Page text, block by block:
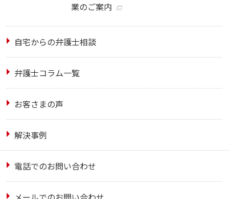
業のご案内
自宅からの弁護士相談
弁護士コラム一覧
お客さまの声
解決事例
電話でのお問い合わせ